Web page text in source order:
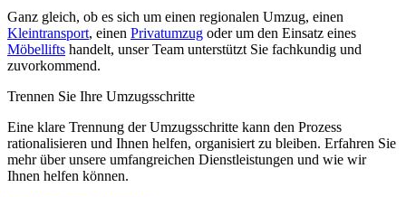
Ganz gleich, ob es sich um einen regionalen Umzug, einen
Kleintransport, einen Privatumzug oder um den Einsatz eines
Möbellifts handelt, unser Team unterstützt Sie fachkundig und
zuvorkommend.
Trennen Sie Ihre Umzugsschritte
Eine klare Trennung der Umzugsschritte kann den Prozess
rationalisieren und Ihnen helfen, organisiert zu bleiben. Erfahren Sie
mehr über unsere umfangreichen Dienstleistungen und wie wir
Ihnen helfen können.